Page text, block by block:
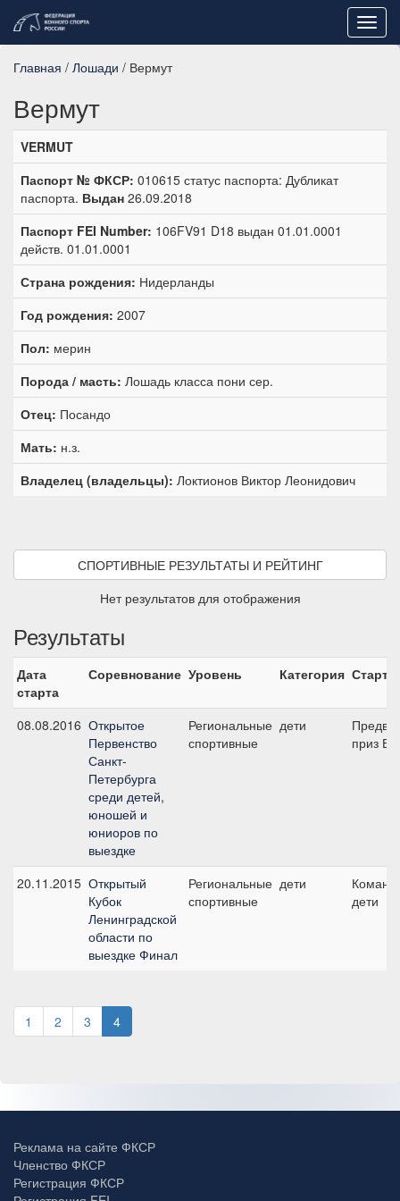
Главная / Лошади / Вермут
Вермут
VERMUT
Паспорт № ФКСР: 010615 статус паспорта: Дубликат
паспорта. Выдан 26.09.2018
Паспорт FEI Number: 106FV91 D18 выдан 01.01.0001
действ. 01.01.0001
Страна рождения: Нидерланды
Год рождения: 2007
Пол: мерин
Порода / масть: Лошадь класса пони сер.
Отец: Посандо
Мать: н.з.
Владелец (владельцы): Локтионов Виктор Леонидович
СПОРТИВНЫЕ РЕЗУЛЬТАТЫ И РЕЙТИНГ
Нет результатов для отображения
Результаты
Дата
старта
Соревнование Уровень Категория Старт
08.08.2016 Открытое
Первенство
Санкт-
Петербурга
среди детей,
юношей и
юниоров по
выездке
Региональные
спортивные
дети
приз В
20.11.2015 Открытый
Кубок
Ленинградской
области по
выездке Финал
Региональные
спортивные
дети
дети
1 2 3 4
Реклама на сайте ФКСР
Членство ФКСР
Регистрация ФКСР